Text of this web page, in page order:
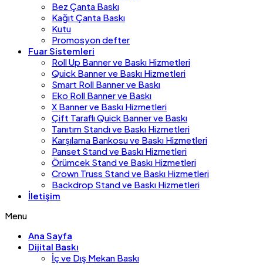
Bez Çanta Baskı
Kağıt Çanta Baskı
Kutu
Promosyon defter
Fuar Sistemleri
Roll Up Banner ve Baskı Hizmetleri
Quick Banner ve Baskı Hizmetleri
Smart Roll Banner ve Baskı
Eko Roll Banner ve Baskı
X Banner ve Baskı Hizmetleri
Çift Taraflı Quick Banner ve Baskı
Tanıtım Standı ve Baskı Hizmetleri
Karşılama Bankosu ve Baskı Hizmetleri
Panset Stand ve Baskı Hizmetleri
Örümcek Stand ve Baskı Hizmetleri
Crown Truss Stand ve Baskı Hizmetleri
Backdrop Stand ve Baskı Hizmetleri
İletişim
Menu
Ana Sayfa
Dijital Baskı
İç ve Dış Mekan Baskı